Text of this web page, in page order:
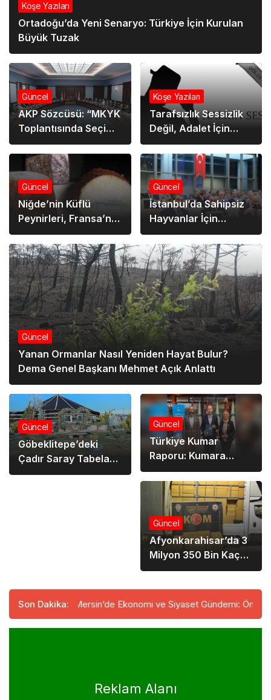
Köşe Yazıları
Ortadoğu’da Yeni Senaryo: Türkiye İçin Kurulan
Büyük Tuzak
Güncel
AKP Sözcüsü: “MKYK
Toplantısında Seçim
Değerlendirmesi
Yapıldı
Köşe Yazıları
Tarafsızlık Sessizlik
Değil, Adalet İçin
Konuşmaktır
Güncel
Niğde’nin Küflü
Peynirleri, Fransa’nın
Rokfor Peynirine
Rakip Oluyor
Güncel
İstanbul’da Sahipsiz
Hayvanlar İçin
Toplantı Düzenlendi…
Güncel
Yanan Ormanlar Nasıl Yeniden Hayat Bulur?
Dema Genel Başkanı Mehmet Açık Anlattı
Güncel
Göbeklitepe’deki
Çadır Saray Tabelası
Söküldü: İşletme
Güncel
Türkiye Kumar
Raporu: Kumara
Başlama Yaşı 15’e
Düştü
Güncel
Afyonkarahisar’da 3
Milyon 350 Bin Kaçak
Makaron Ele Geçirildi
Son Dakika:Mersin’de Ekonomi ve Siyaset Gündemi: Önemli
Reklam Alanı